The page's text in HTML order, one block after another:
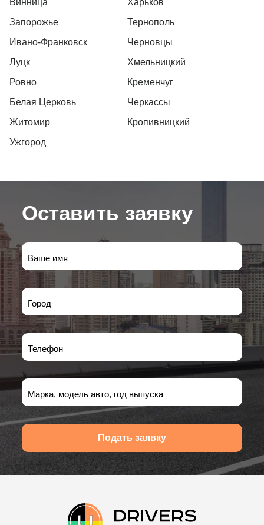
Винница
Харьков
Запорожье
Тернополь
Ивано-Франковск
Черновцы
Луцк
Хмельницкий
Ровно
Кременчуг
Белая Церковь
Черкассы
Житомир
Кропивницкий
Ужгород
Оставить заявку
Ваше имя
Город
Телефон
Марка, модель авто, год выпуска
Подать заявку